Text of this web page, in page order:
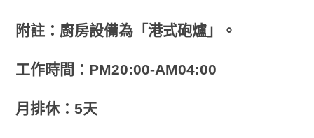
附註：廚房設備為「港式砲爐」。
工作時間：PM20:00-AM04:00
月排休：5天